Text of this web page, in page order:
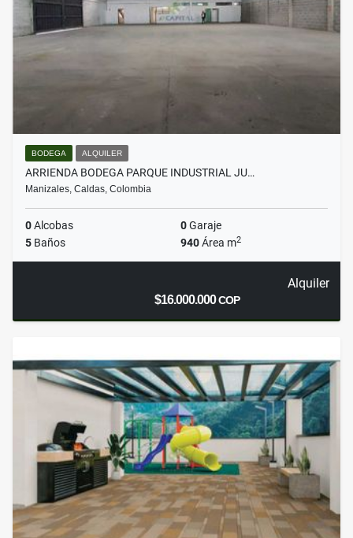
BODEGA ALQUILER
ARRIENDA BODEGA PARQUE INDUSTRIAL JU…
Manizales, Caldas, Colombia
0Alcobas 0Garaje
5 Baños 940Área m2
Alquiler
$16.000.000COP